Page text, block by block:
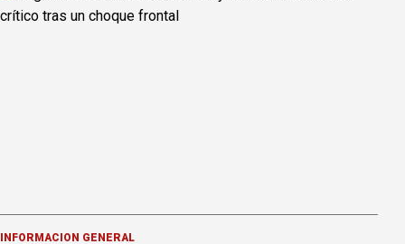
INFORMACION GENERAL